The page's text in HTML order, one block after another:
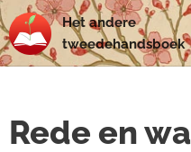
Hetandere
tweedehandsboek
Rede en